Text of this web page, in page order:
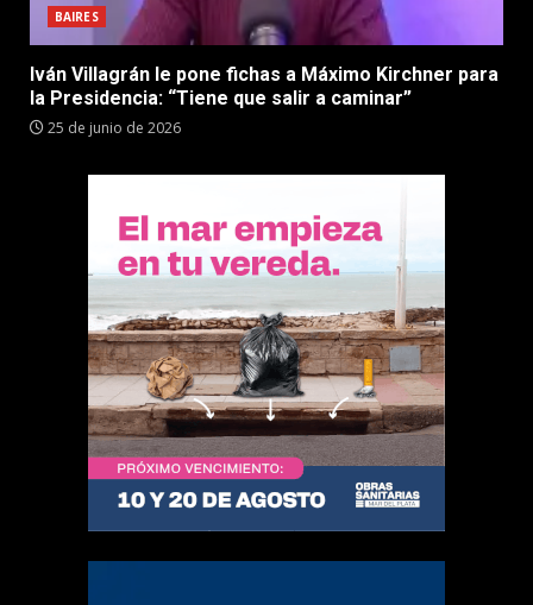
BAIRES
Iván Villagrán le pone fichas a Máximo Kirchner para
la Presidencia: “Tiene que salir a caminar”
25 de junio de 2026